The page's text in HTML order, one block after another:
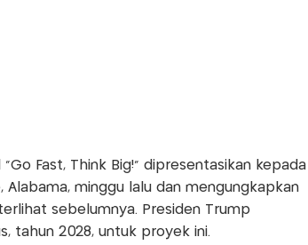
Fast, Think Big!" dipresentasikan kepada
minggu lalu dan mengungkapkan
sebelumnya. Presiden Trump
tahun 2028, untuk proyek ini.